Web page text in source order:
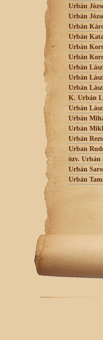
Urbán
Urbán
Urbán
Urbán
Urbán
Urbán
Urbán
Urbán
Urbán
K. Urbán
Urbán
Urbán
Urbán
Urbán
Urban
özv. Urbán
Urbán
Urbán